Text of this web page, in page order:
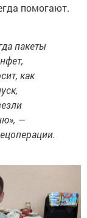
помогают.
пакеты
как
—